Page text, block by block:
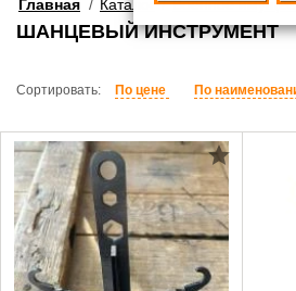
Главная / Каталог/Военное
ШАНЦЕВЫЙ ИНСТРУМЕНТ
Сортировать: По цене По